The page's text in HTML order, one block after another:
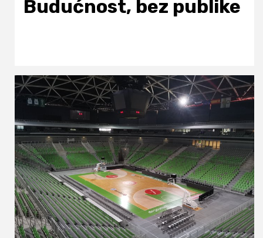
Budućnost, bez publike